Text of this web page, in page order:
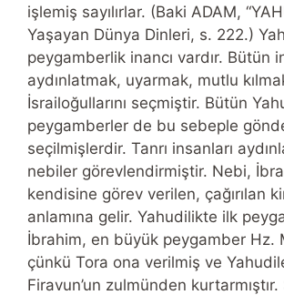
işlemiş sayılırlar. (Baki ADAM,
Yaşayan Dünya Dinleri, s. 222.)
peygamberlik inancı vardır. Bütün
aydınlatmak, uyarmak, mutlu
İsrailoğullarını seçmiştir. Bütün
peygamberler de bu sebeple
seçilmişlerdir. Tanrı insanları
nebiler görevlendirmiştir. Nebi,
kendisine görev verilen, çağırılan
anlamına gelir. Yahudilikte ilk
İbrahim, en büyük peygamber Hz.
çünkü Tora ona verilmiş ve
Firavun’un zulmünden kurtarmıştır.